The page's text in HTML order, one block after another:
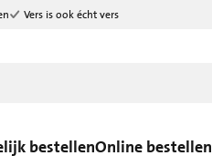
Vers is ook écht vers
bestellenOnline bestellen